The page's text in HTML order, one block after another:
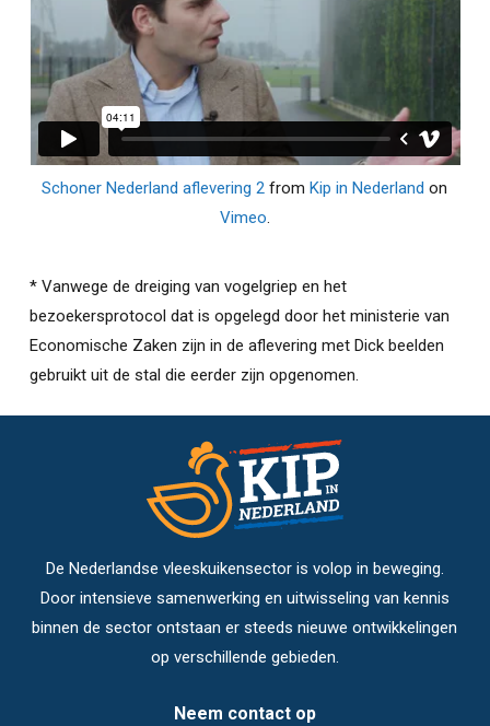
Schoner Nederland aflevering 2 from Kip in Nederland on
Vimeo.
* Vanwege de dreiging van vogelgriep en het
bezoekersprotocol dat is opgelegd door het ministerie van
Economische Zaken zijn in de aflevering met Dick beelden
gebruikt uit de stal die eerder zijn opgenomen.
De Nederlandse vleeskuikensector is volop in beweging.
Door intensieve samenwerking en uitwisseling van kennis
binnen de sector ontstaan er steeds nieuwe ontwikkelingen
op verschillende gebieden.
Neem contact op